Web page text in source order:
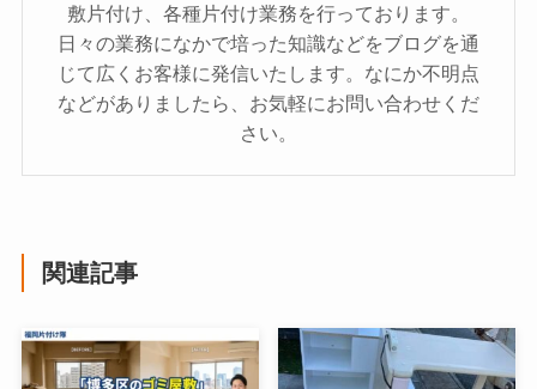
敷片付け、各種片付け業務を行っております。
日々の業務になかで培った知識などをブログを通
じて広くお客様に発信いたします。なにか不明点
などがありましたら、お気軽にお問い合わせくだ
さい。
関連記事